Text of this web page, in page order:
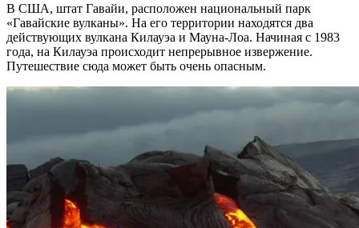
В США, штат Гавайи, расположен национальный парк
«Гавайские вулканы». На его территории находятся два
действующих вулкана Килауэа и Мауна-Лоа. Начиная с 1983
года, на Килауэа происходит непрерывное извержение.
Путешествие сюда может быть очень опасным.